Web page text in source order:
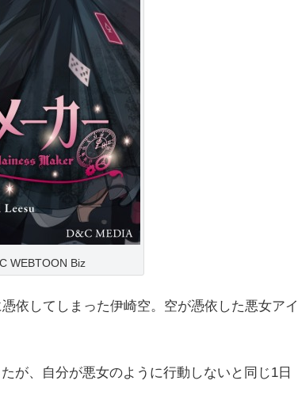
WEBTOON Biz
依してしまった伊崎空。空が憑依した悪女アイ
が、自分が悪女のように行動しないと同じ1日